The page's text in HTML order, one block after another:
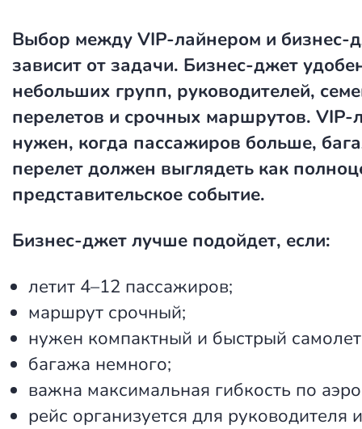
Выбор между VIP-лайнером и бизнес-
зависит от задачи. Бизнес-джет
небольших групп, руководителей,
перелетов и срочных маршрутов. VIP-
нужен, когда пассажиров больше,
перелет должен выглядеть как
представительское событие.
Бизнес-джет лучше подойдет, если:
летит 4–12 пассажиров;
маршрут срочный;
нужен компактный и быстрый
багажа немного;
важна максимальная гибкость по
рейс организуется для руководителя